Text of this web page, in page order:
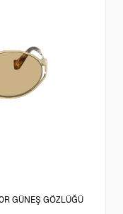
GÜNEŞ GÖZLÜĞÜ